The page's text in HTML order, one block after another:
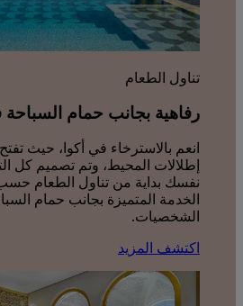
تناول الطعام
رفاهية بجانب حمام السباحة
انعم بالاسترخاء في أكوا، حيث
إطلالات المحيط، وتم تصميم كل
نفسك بداية من تناول الطعام
الخدمة المتميزة بجانب حمام
الشخصيات.
اكتشف المزيد